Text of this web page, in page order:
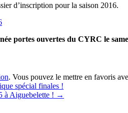
d’inscription pour la saison 2016.
portes ouvertes du CYRC le
. Vous pouvez le mettre en favoris
spécial finales !
à Aiguebelette ! →